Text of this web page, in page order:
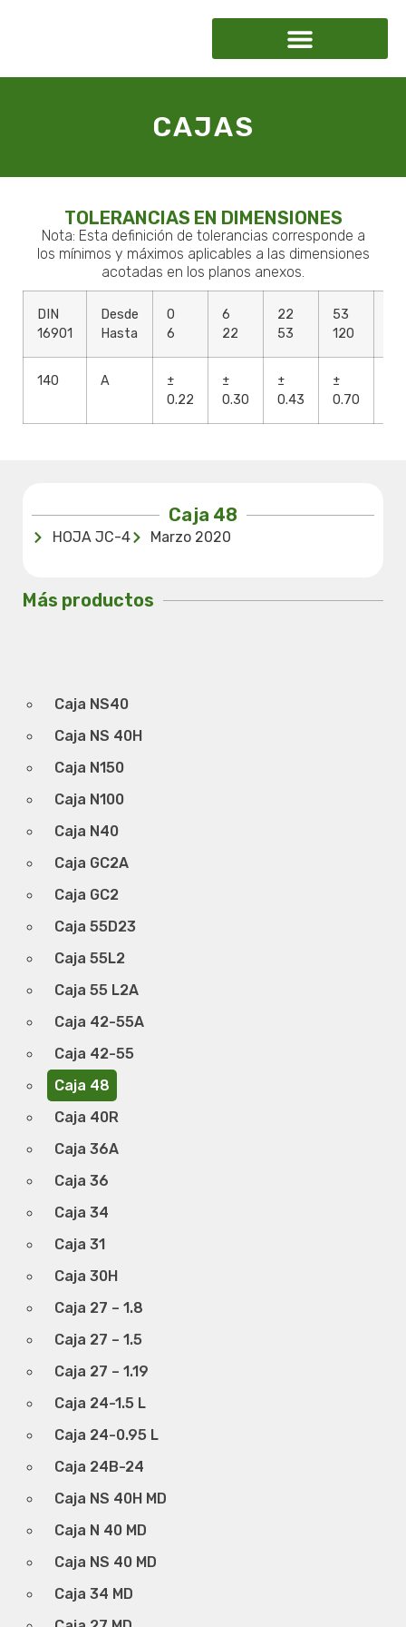
CAJAS
TOLERANCIAS EN DIMENSIONES
Nota: Esta definición de tolerancias corresponde a
los mínimos y máximos aplicables a las dimensiones
acotadas en los planos anexos.
DIN
16901
Desde
Hasta
0
6
6
22
22
53
53
120
140 A
±
0.22
±
0.30
±
0.43
±
0.70
Caja 48
HOJA JC-4 Marzo 2020
Más productos
Caja NS40
Caja NS 40H
Caja N150
Caja N100
Caja N40
Caja GC2A
Caja GC2
Caja 55D23
Caja 55L2
Caja 55 L2A
Caja 42-55A
Caja 42-55
Caja 48
Caja 40R
Caja 36A
Caja 36
Caja 34
Caja 31
Caja 30H
Caja 27 – 1.8
Caja 27 – 1.5
Caja 27 – 1.19
Caja 24-1.5 L
Caja 24-0.95 L
Caja 24B-24
Caja NS 40H MD
Caja N 40 MD
Caja NS 40 MD
Caja 34 MD